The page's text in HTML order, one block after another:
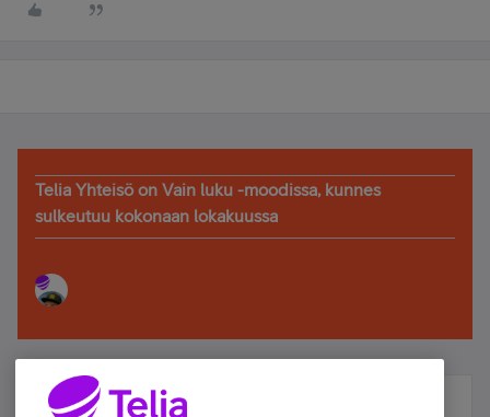
Telia Yhteisö on Vain luku -moodissa, kunnes
sulkeutuu kokonaan lokakuussa